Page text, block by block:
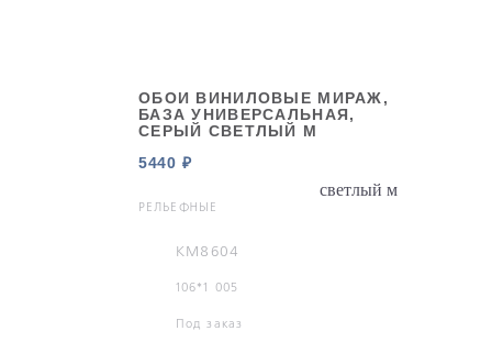
ОБОИ ВИНИЛОВЫЕ МИРАЖ,
БАЗА УНИВЕРСАЛЬНАЯ,
СЕРЫЙ СВЕТЛЫЙ М
5440 ₽
РЕЛЬЕФНЫЕ
KM8604
106*1 005
Под заказ